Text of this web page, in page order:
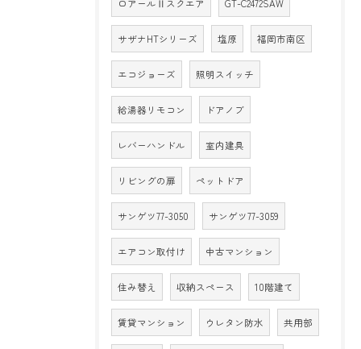
ロアールⅡスクエア GT-C2472SAW
サザナHTシリーズ 塩原 福岡市南区
エコジョーズ 照明スイッチ
給湯器リモコン ドアノブ
レバーハンドル 室内建具
リビングの扉 ペットドア
サンゲツ77-3050 サンゲツ77-3059
エアコン取付け 中古マンション
住み替え 収納スペース 10階建て
賃貸マンション ウレタン防水 共用部